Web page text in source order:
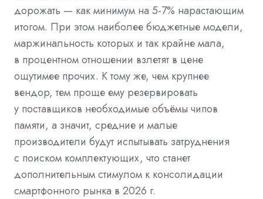
дорожать — как минимум на 5-7% нарастающим
итогом. При этом наиболее бюджетные модели,
маржинальность которых и так крайне мала,
в процентном отношении взлетят в цене
ощутимее прочих. К тому же, чем крупнее
вендор, тем проще ему резервировать
у поставщиков необходимые объёмы чипов
памяти, а значит, средние и малые
производители будут испытывать затруднения
с поиском комплектующих, что станет
дополнительным стимулом к консолидации
смартфонного рынка в 2026 г.